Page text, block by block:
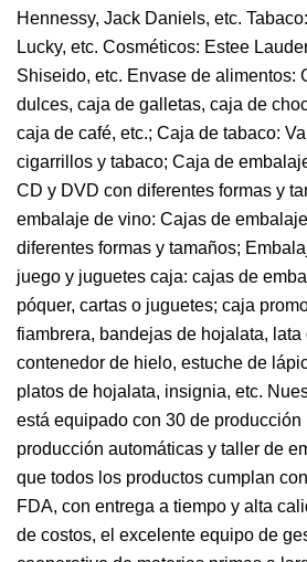
Hennessy, Jack Daniels, etc.
Lucky, etc. Cosméticos: Estee
Shiseido, etc. Envase de alimentos:
dulces, caja de galletas, caja de
caja de café, etc.; Caja de tabaco:
cigarrillos y tabaco; Caja de
CD y DVD con diferentes formas y
embalaje de vino: Cajas de
diferentes formas y tamaños;
juego y juguetes caja: cajas de
póquer, cartas o juguetes; caja
fiambrera, bandejas de hojalata,
contenedor de hielo, estuche de
platos de hojalata, insignia, etc.
está equipado con 30 de
producción automáticas y taller de
que todos los productos cumplan
FDA, con entrega a tiempo y alta
de costos, el excelente equipo de